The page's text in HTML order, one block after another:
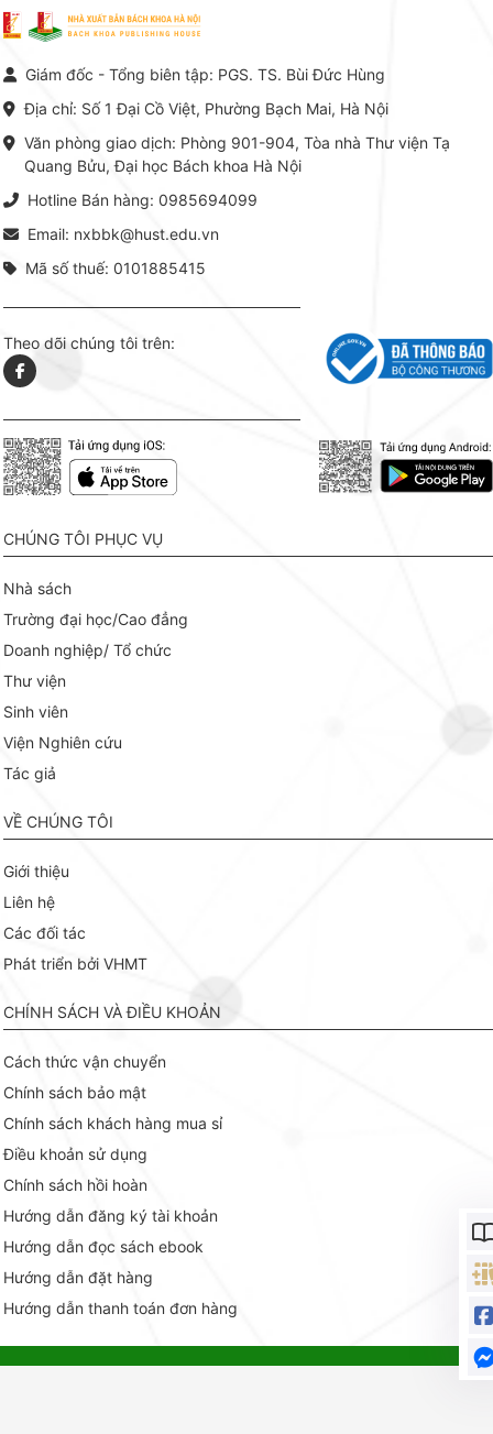
vực Hóa học phân tích tại Việt
Nam hiện nay. Bộ sách mang
đến một hệ thống tri thức hoàn
thuật thực hành -> Ứng dụng
chuyên ngành, được NXB Bách
khoa Hà Nội ấn hành cả hai
phiên bản sách giấy và điện tử.
tín trong
lý. Các
Giám đốc - Tổng biên tập: PGS. TS. Bùi Đức Hùng
Địa chỉ: Số 1 Đại Cồ Việt, Phường Bạch Mai, Hà Nội
Văn phòng giao dịch: Phòng 901-904, Tòa nhà Thư viện Tạ
Quang Bửu, Đại học Bách khoa Hà Nội
Hotline Bán hàng: 0985694099
Email: nxbbk@hust.edu.vn
Mã số thuế: 0101885415
Theo dõi chúng tôi trên:
CHÚNG TÔI PHỤC VỤ
Nhà sách
Trường đại học/Cao đẳng
Doanh nghiệp/ Tổ chức
Thư viện
Sinh viên
Viện Nghiên cứu
Tác giả
VỀ CHÚNG TÔI
Giới thiệu
Liên hệ
Các đối tác
Phát triển bởi VHMT
CHÍNH SÁCH VÀ ĐIỀU KHOẢN
Cách thức vận chuyển
Chính sách bảo mật
Chính sách khách hàng mua sỉ
Điều khoản sử dụng
Chính sách hồi hoàn
Hướng dẫn đăng ký tài khoản
Hướng dẫn đọc sách ebook
Hướng dẫn đặt hàng
Hướng dẫn thanh toán đơn hàng